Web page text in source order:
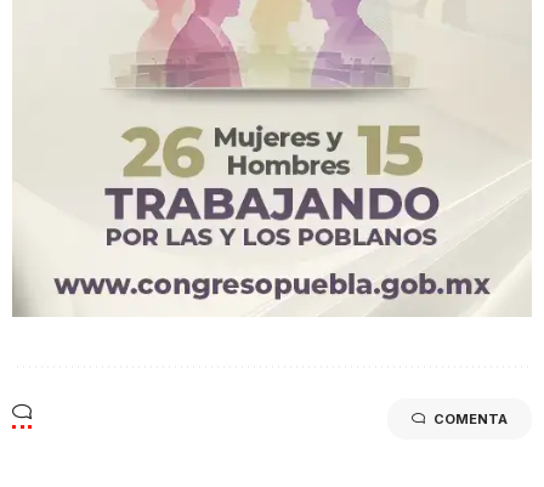
COMENTA